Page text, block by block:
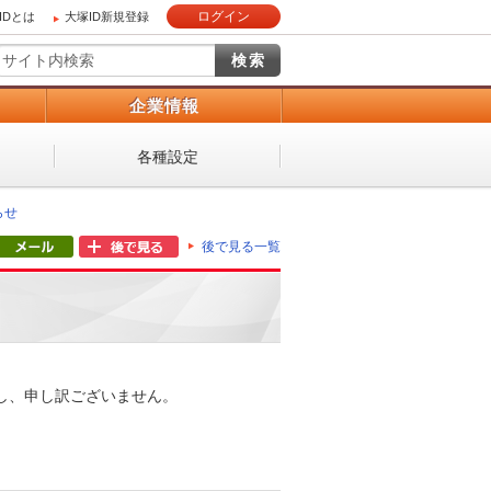
とは 大塚ID新規登録 ログイン
企業情報
各種設定
せ
後で見る一覧
申し訳ございません。